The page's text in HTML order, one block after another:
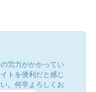
労力がかかってい
トを便利だと感じ
。何卒よろしくお